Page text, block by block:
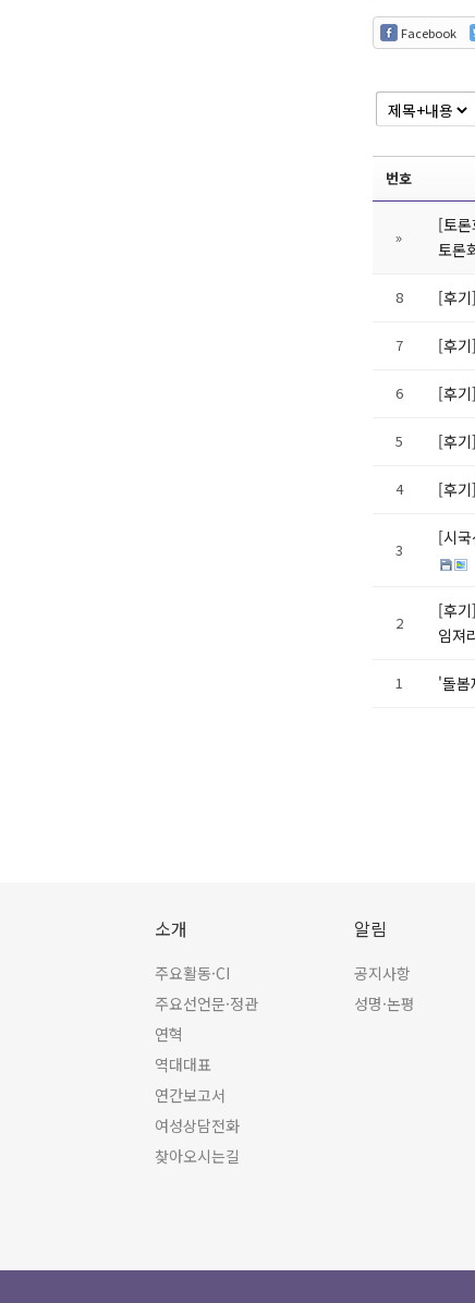
Facebook
번호
»
[토
토론
8 [후
7 [후
6 [후
5 [후
4 [후
3
[시
2
[후
임져
1 '돌봄
소개
주요활동·CI
주요선언문·정관
연혁
역대대표
연간보고서
여성상담전화
찾아오시는길
알림
공지사항
성명·논평